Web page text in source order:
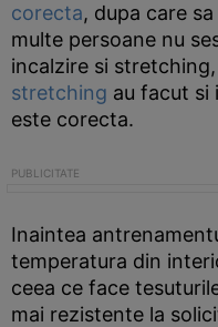
corecta, dupa care
multe persoane nu
incalzire si
stretching au facut si
este corecta.
Inaintea
temperatura din
ceea ce face
mai rezistente la